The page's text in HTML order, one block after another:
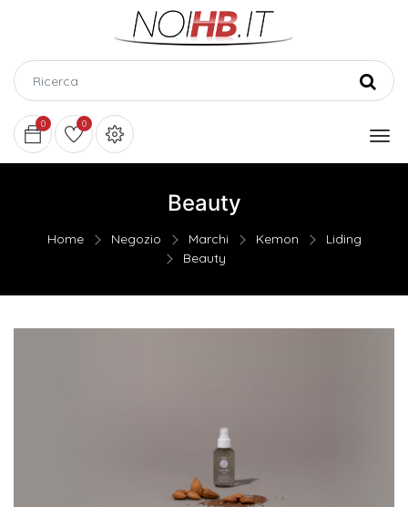
0 0
Beauty
Home Negozio Marchi Kemon
Liding
Beauty